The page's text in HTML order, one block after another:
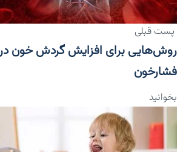
پست قبلی
روش‌هایی برای افزایش گردش خون
فشارخون
بخوانید